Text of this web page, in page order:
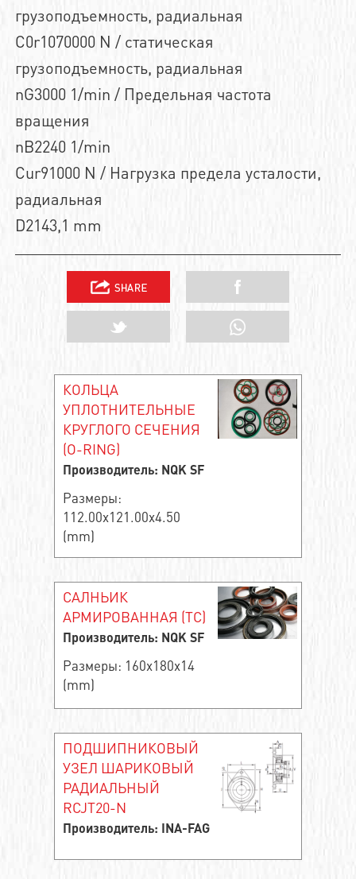
грузоподъемность, радиальная
C0r1070000 N / статическая
грузоподъемность, радиальная
nG3000 1/min / Предельная частота
вращения
nB2240 1/min
Cur91000 N / Нагрузка предела усталости,
радиальная
D2143,1 mm
КОЛЬЦА
УПЛОТНИТЕЛЬНЫЕ
КРУГЛОГО СЕЧЕНИЯ
(O-RING)
Производитель: NQK SF
Размеры:
112.00x121.00x4.50
(mm)
САЛНЬИК
АРМИРОВАННАЯ (TC)
Производитель: NQK SF
Размеры: 160x180x14
(mm)
ПОДШИПНИКОВЫЙ
УЗЕЛ ШАРИКОВЫЙ
РАДИАЛЬНЫЙ
RCJT20-N
Производитель: INA-FAG